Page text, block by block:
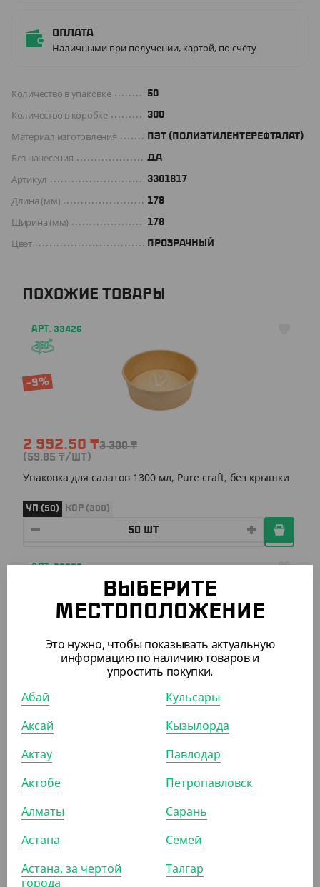
Оплата
Наличными при получении, картой, по счёту
Количество в упаковке 50
Количество в коробке 300
Материал изготовления ПЭТ (ПОЛИЭТИЛЕНТЕРЕФТАЛАТ)
Без нанесения ДА
Артикул 3301817
Длина (мм) 178
Ширина (мм) 178
Цвет ПРОЗРАЧНЫЙ
ПОХОЖИЕ ТОВАРЫ
АРТ. 33426
-9%
2 992.50 ₸3 300₸
(59.85 ₸/ШТ)
Упаковка для салатов 1300 мл, Pure craft, без крышки
УП (50) КОР (300)
АРТ. 33096
(127.60
ВЫБЕРИТЕ
МЕСТОПОЛОЖЕНИЕ
Это нужно, чтобы показывать актуальную
информацию по наличию товаров и
упростить покупки.
Абай
Аксай
Актау
Актобе
Алматы
Астана
Астана, за чертой
города
Кульсары
Кызылорда
Павлодар
Петропавловск
Сарань
Семей
Талгар